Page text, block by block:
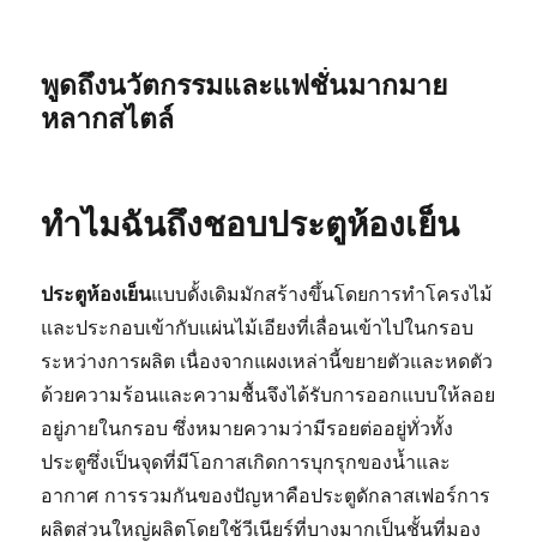
พูดถึงนวัตกรรมและแฟชั่นมากมาย
หลากสไตล์
ทำไมฉันถึงชอบประตูห้องเย็น
ประตูห้องเย็นแบบดั้งเดิมมักสร้างขึ้นโดยการทำโครงไม้
และประกอบเข้ากับแผ่นไม้เอียงที่เลื่อนเข้าไปในกรอบ
ระหว่างการผลิต เนื่องจากแผงเหล่านี้ขยายตัวและหดตัว
ด้วยความร้อนและความชื้นจึงได้รับการออกแบบให้ลอย
อยู่ภายในกรอบ ซึ่งหมายความว่ามีรอยต่ออยู่ทั่วทั้ง
ประตูซึ่งเป็นจุดที่มีโอกาสเกิดการบุกรุกของน้ำและ
อากาศ การรวมกันของปัญหาคือประตูดักลาสเฟอร์การ
ผลิตส่วนใหญ่ผลิตโดยใช้วีเนียร์ที่บางมากเป็นชั้นที่มอง